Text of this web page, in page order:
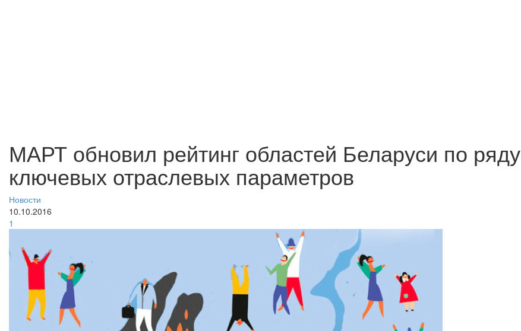
МАРТ обновил рейтинг областей Беларуси по ряду
ключевых отраслевых параметров
Новости
10.10.2016
1